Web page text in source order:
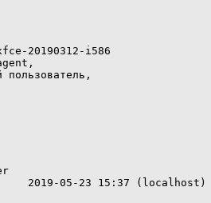
20190312-i586
пользователь,
05-23 15:37 (localhost)